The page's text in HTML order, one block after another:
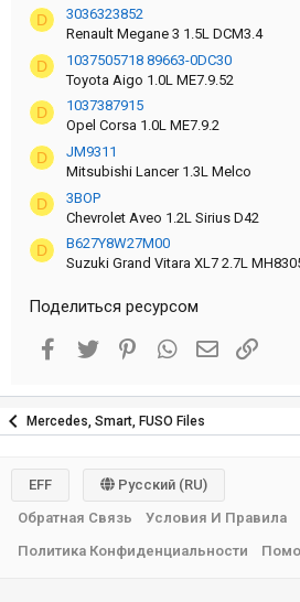
D
3036323852
Renault Megane 3 1.5L DCM3.4
D
1037505718 89663-0DC30
Toyota Aigo 1.0L ME7.9.52
D
1037387915
Opel Corsa 1.0L ME7.9.2
D
JM9311
Mitsubishi Lancer 1.3L Melco
D
3BOP
Chevrolet Aveo 1.2L Sirius D42
D
B627Y8W27M00
Suzuki Grand Vitara XL7 2.7L
Поделиться ресурсом
Facebook
Twitter PinterestWhatsApp
Mercedes, Smart, FUSO Files
EFF
Русский (RU)
Обратная Связь
Условия И Правила
Политика Конфиденциальности